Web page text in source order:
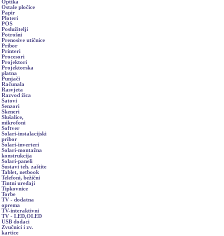
Optika
Ostale pločice
Papir
Ploteri
POS
Poslužitelji
Potrošni
Prenosive utičnice
Pribor
Printeri
Procesori
Projektori
Projektorska
platna
Punjači
Računala
Rasvjeta
Razvod žica
Satovi
Senzori
Skeneri
Slušalice,
mikrofoni
Softver
Solari-instalacijski
pribor
Solari-inverteri
Solari-montažna
konstrukcija
Solari-paneli
Sustavi teh. zaštite
Tablet, netbook
Telefoni, bežični
Tintni uređaji
Tipkovnice
Torbe
TV - dodatna
oprema
TV-interaktivni
TV - LED,OLED
USB dodaci
Zvučnici i zv.
kartice